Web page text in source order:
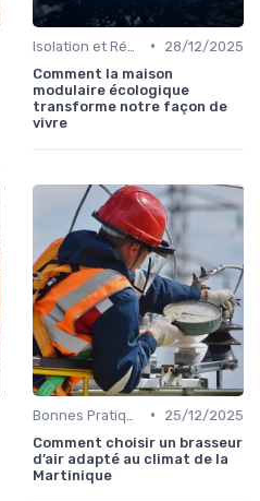
•
28/12/2025
Comment la maison
modulaire écologique
transforme notre façon de
vivre
•
25/12/2025
Comment choisir un brasseur
d’air adapté au climat de la
Martinique